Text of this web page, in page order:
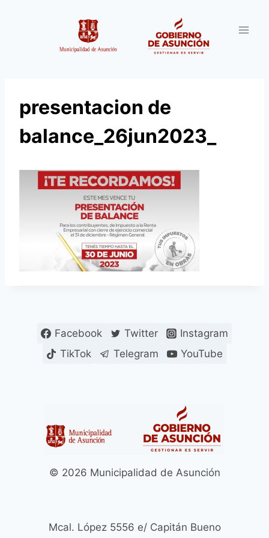
presentacion de
balance_26jun2023_
Facebook Twitter
Instagram
TikTok
Telegram YouTube
© 2026 Municipalidad de Asunción
Mcal. López 5556 e/ Capitán Bueno